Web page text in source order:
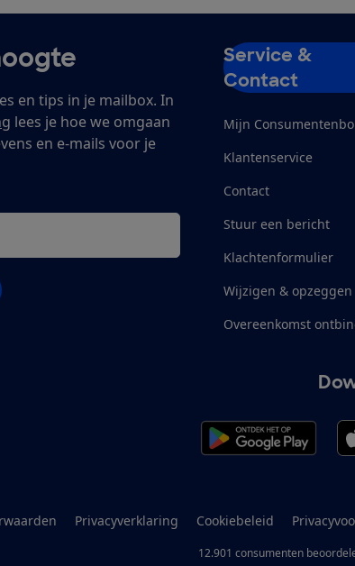
en tips in je mailbox. In
lees je hoe we omgaan
en e-mails voor je
Service &
Contact
Mijn
Klantenservice
Contact
Stuur een bericht
Klachtenformulier
Wijzigen & opzeggen
Overeenkomst
Privacyverklaring Cookiebeleid
12.901 consumenten